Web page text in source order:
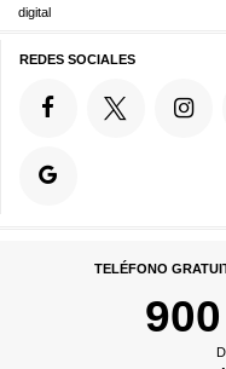
digital
REDES SOCIALES
TELÉFONO